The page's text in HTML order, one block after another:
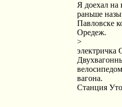
Я доехал на
раньше
Павловске
Оредеж.
>
электричка
вагона.
Станция